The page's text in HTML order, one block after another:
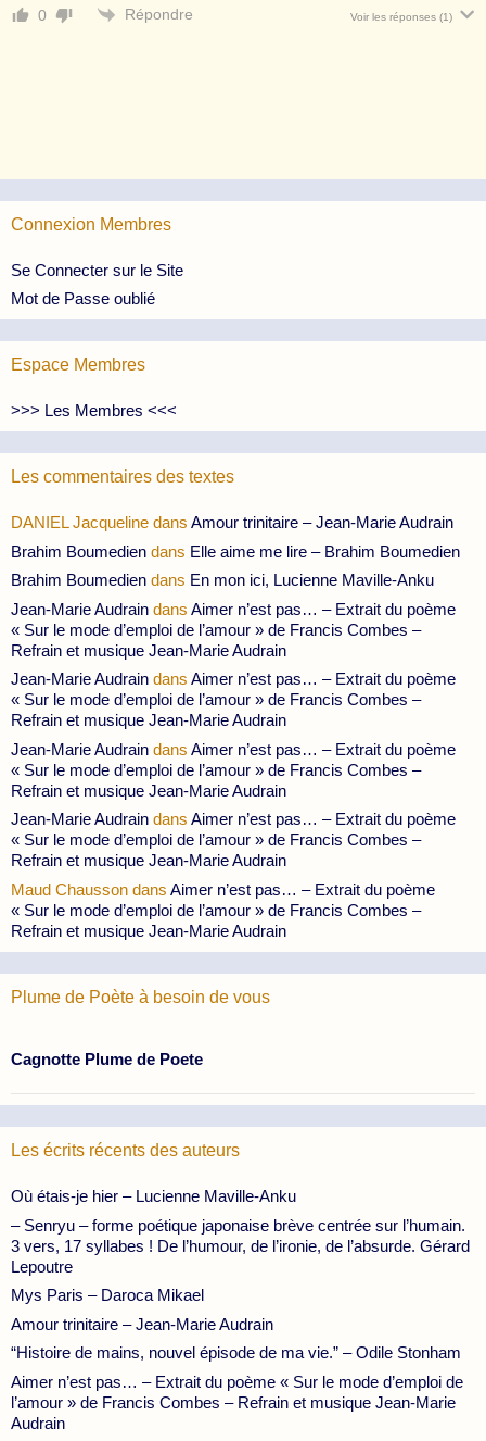
0 Répondre Voir les réponses (1)
Connexion Membres
Se Connecter sur le Site
Mot de Passe oublié
Espace Membres
>>> Les Membres <<<
Les commentaires des textes
DANIEL Jacqueline dans Amour trinitaire – Jean-Marie Audrain
Brahim Boumedien dans Elle aime me lire – Brahim Boumedien
Brahim Boumedien dans En mon ici, Lucienne Maville-Anku
Jean-Marie Audrain dans Aimer n’est pas… – Extrait du poème
« Sur le mode d’emploi de l’amour » de Francis Combes –
Refrain et musique Jean-Marie Audrain
Jean-Marie Audrain dans Aimer n’est pas… – Extrait du poème
« Sur le mode d’emploi de l’amour » de Francis Combes –
Refrain et musique Jean-Marie Audrain
Jean-Marie Audrain dans Aimer n’est pas… – Extrait du poème
« Sur le mode d’emploi de l’amour » de Francis Combes –
Refrain et musique Jean-Marie Audrain
Jean-Marie Audrain dans Aimer n’est pas… – Extrait du poème
« Sur le mode d’emploi de l’amour » de Francis Combes –
Refrain et musique Jean-Marie Audrain
Maud Chausson dans Aimer n’est pas… – Extrait du poème
« Sur le mode d’emploi de l’amour » de Francis Combes –
Refrain et musique Jean-Marie Audrain
Plume de Poète à besoin de vous
Cagnotte Plume de Poete
Les écrits récents des auteurs
Où étais-je hier – Lucienne Maville-Anku
– Senryu – forme poétique japonaise brève centrée sur l’humain.
3 vers, 17 syllabes ! De l’humour, de l’ironie, de l’absurde. Gérard
Lepoutre
Mys Paris – Daroca Mikael
Amour trinitaire – Jean-Marie Audrain
“Histoire de mains, nouvel épisode de ma vie.” – Odile Stonham
Aimer n’est pas… – Extrait du poème « Sur le mode d’emploi de
l’amour » de Francis Combes – Refrain et musique Jean-Marie
Audrain